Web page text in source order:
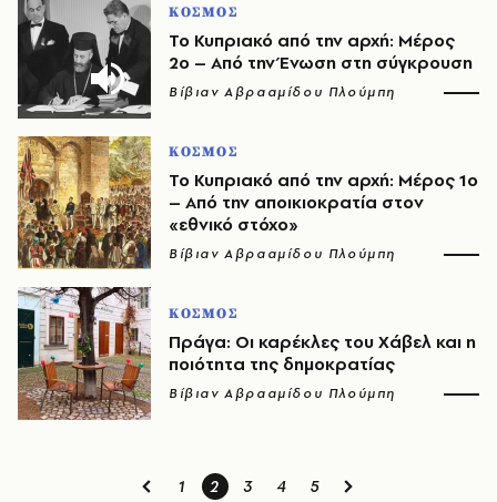
ΚΟΣΜΟΣ
Το Κυπριακό από την αρχή: Μέρος
2ο – Από την Ένωση στη σύγκρουση
Βίβιαν Αβρααμίδου Πλούμπη
ΚΟΣΜΟΣ
Το Κυπριακό από την αρχή: Μέρος 1ο
– Από την αποικιοκρατία στον
«εθνικό στόχο»
Βίβιαν Αβρααμίδου Πλούμπη
ΚΟΣΜΟΣ
Πράγα: Οι καρέκλες του Χάβελ και η
ποιότητα της δημοκρατίας
Βίβιαν Αβρααμίδου Πλούμπη
1 2 3 4 5